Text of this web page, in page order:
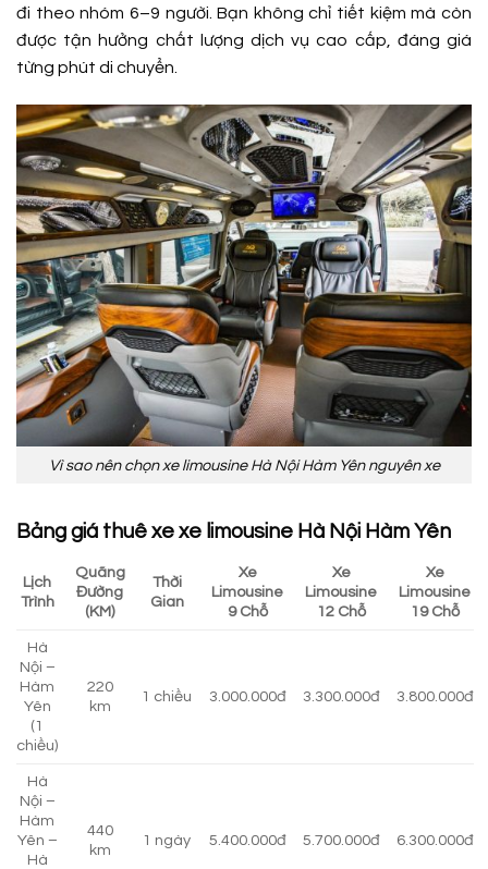
đi theo nhóm 6–9 người. Bạn không chỉ tiết kiệm mà còn
được tận hưởng chất lượng dịch vụ cao cấp, đáng giá
từng phút di chuyển.
Vì sao nên chọn xe limousine Hà Nội Hàm Yên nguyên xe
Bảng giá thuê xe xe limousine Hà Nội Hàm Yên
Lịch
Trình
Quãng
Đường
(KM)
Thời
Gian
Xe
Limousine
9 Chỗ
Xe
Limousine
12 Chỗ
Xe
Limousine
19 Chỗ
Hà
Nội –
Hàm
Yên
(1
chiều)
220
km
1 chiều 3.000.000đ 3.300.000đ 3.800.000đ
Hà
Nội –
Hàm
Yên –
Hà
440
km
1 ngày 5.400.000đ 5.700.000đ 6.300.000đ